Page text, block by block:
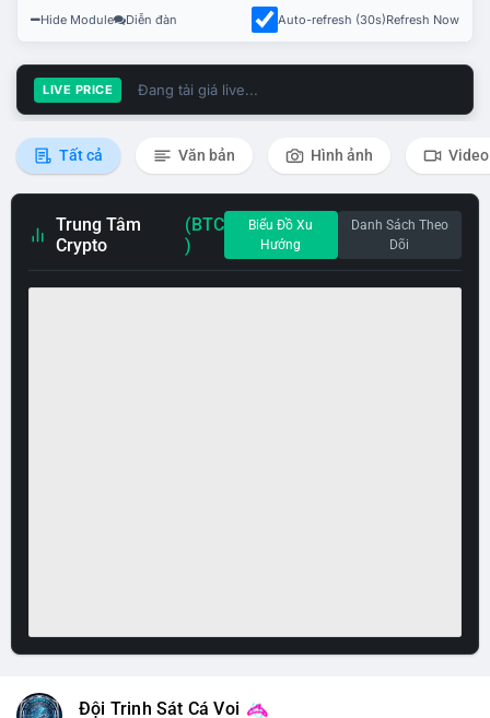
Hide Module Diễn đàn Auto-refresh (30s)Refresh Now
LIVE PRICE Đang tải giá live...
Tất cả Văn bản Hình ảnh Video
Trung Tâm
Crypto
(BTC
)
Biểu Đồ Xu
Hướng
Danh Sách Theo
Dõi
Đội Trinh Sát Cá Voi